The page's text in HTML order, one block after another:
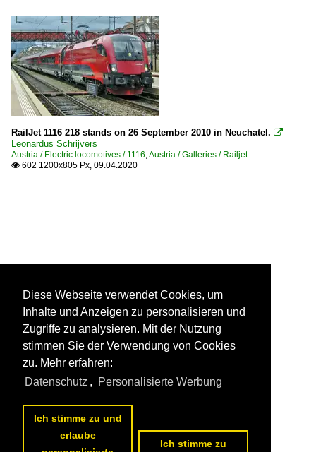
RailJet 1116 218 stands on 26 September 2010 in Neuchatel. 
Leonardus Schrijvers
Austria / Electric locomotives / 1116,Austria / Galleries / Railjet
 602 1200x805 Px, 09.04.2020
Diese Webseite verwendet Cookies, um
Inhalte und Anzeigen zu personalisieren und
Zugriffe zu analysieren. Mit der Nutzung
stimmen Sie der Verwendung von Cookies
zu. Mehr erfahren:
Datenschutz , Personalisierte Werbung
Ich stimme zu und
erlaube
Ich stimme zu